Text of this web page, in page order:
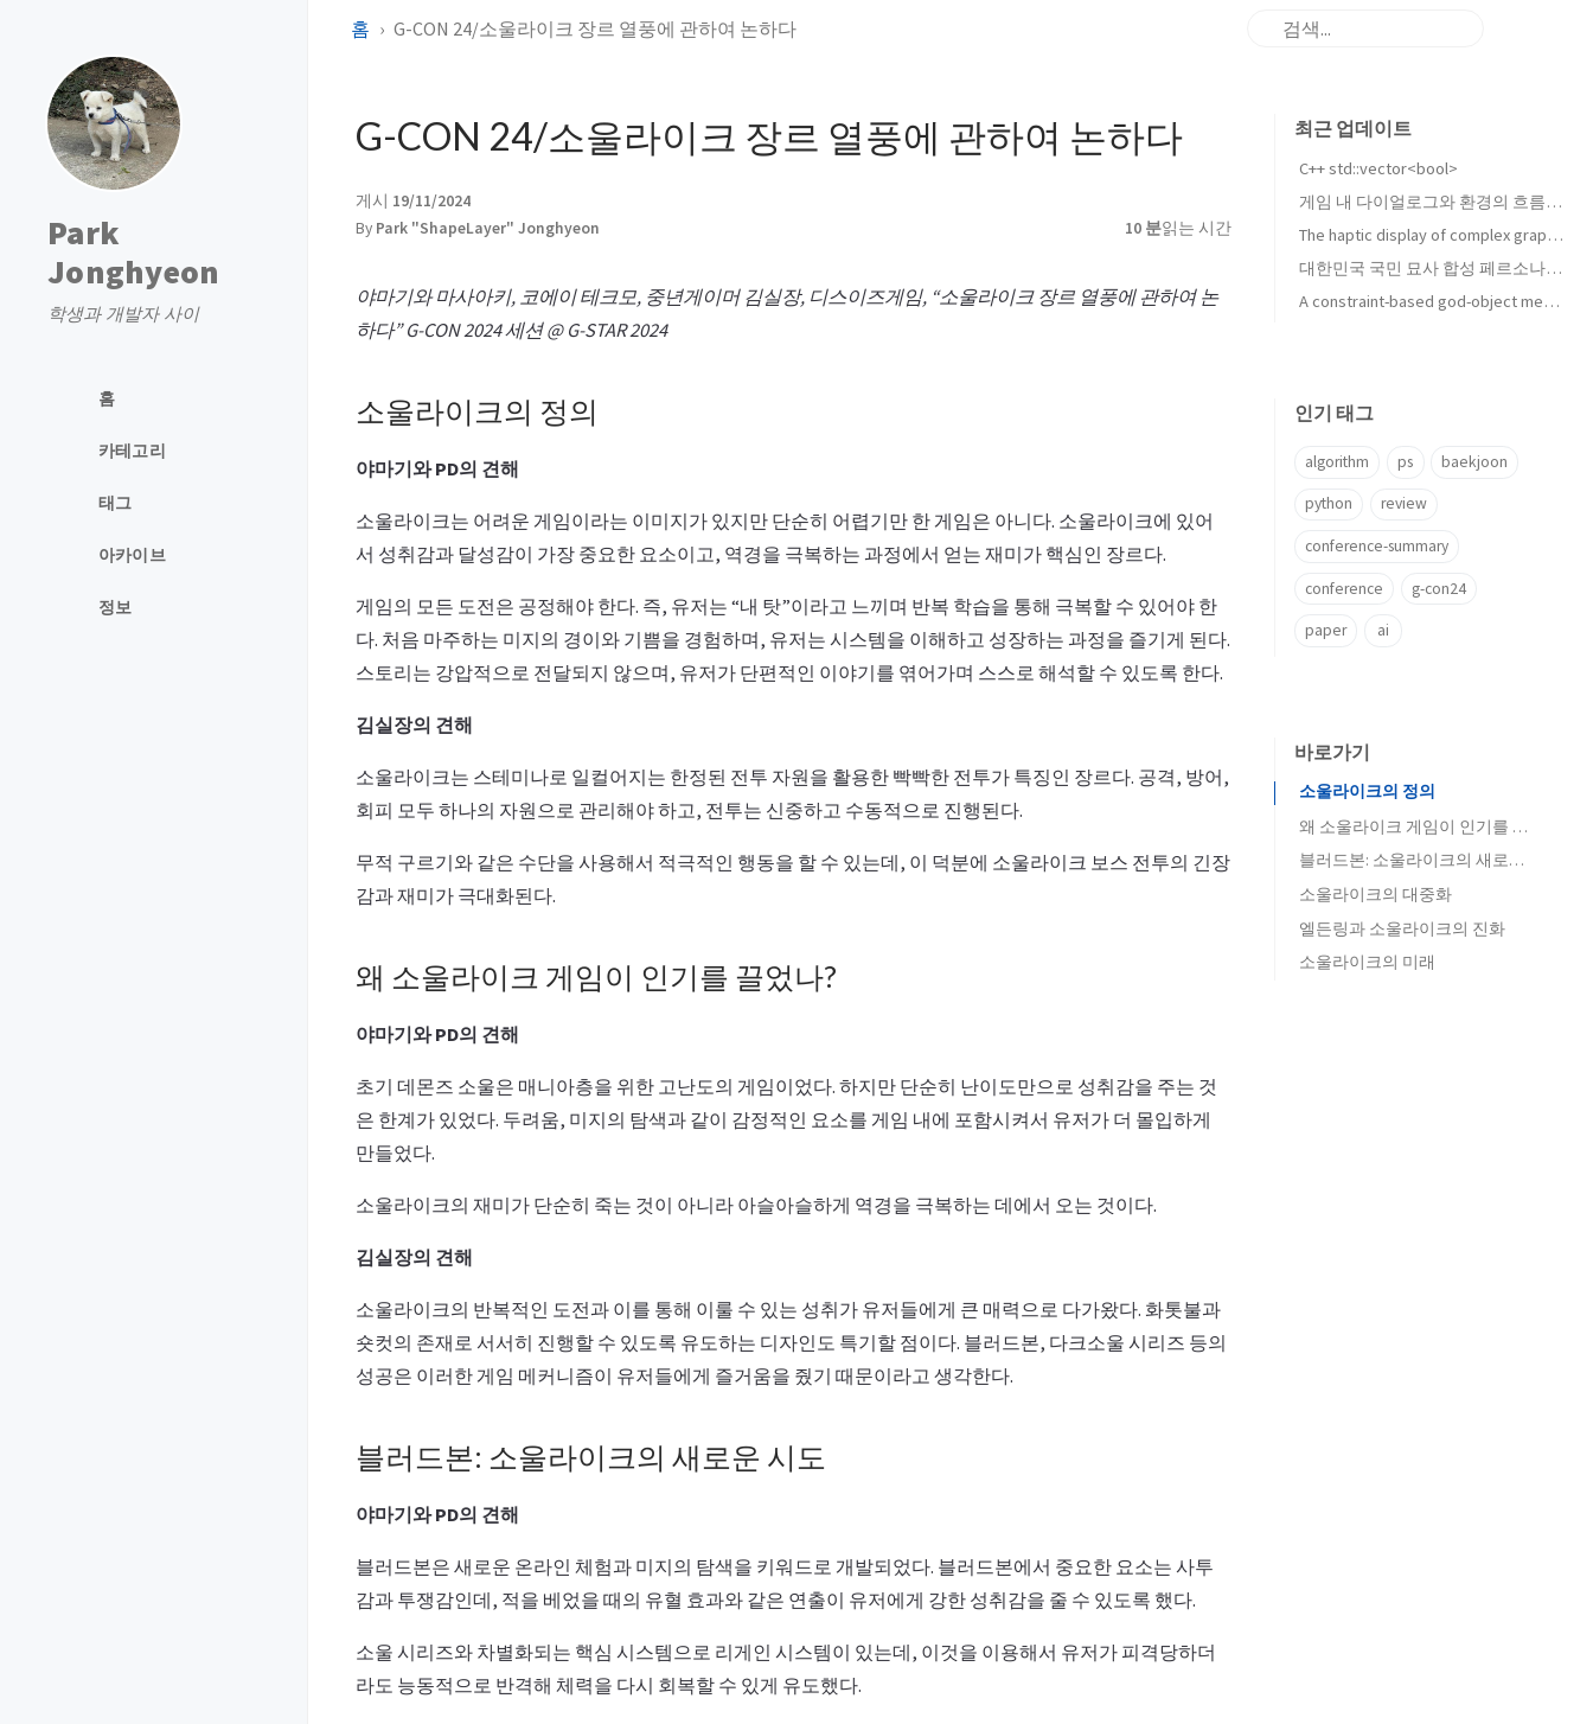
Park
Jonghyeon
학생과 개발자 사이
홈
카테고리
태그
아카이브
정보
홈 G-CON 24/소울라이크 장르 열풍에 관하여 논하다
G-CON 24/소울라이크 장르 열풍에 관하여 논하다
게시 19/11/2024
By Park "ShapeLayer" Jonghyeon 10 분읽는 시간
야마기와 마사아키, 코에이 테크모, 중년게이머 김실장, 디스이즈게임, “소울라이크 장르 열풍에 관하여 논
하다” G-CON 2024 세션 @ G-STAR 2024
소울라이크의 정의
야마기와 PD의 견해
소울라이크는 어려운 게임이라는 이미지가 있지만 단순히 어렵기만 한 게임은 아니다. 소울라이크에 있어
서 성취감과 달성감이 가장 중요한 요소이고, 역경을 극복하는 과정에서 얻는 재미가 핵심인 장르다.
게임의 모든 도전은 공정해야 한다. 즉, 유저는 “내 탓”이라고 느끼며 반복 학습을 통해 극복할 수 있어야 한
다. 처음 마주하는 미지의 경이와 기쁨을 경험하며, 유저는 시스템을 이해하고 성장하는 과정을 즐기게 된다.
스토리는 강압적으로 전달되지 않으며, 유저가 단편적인 이야기를 엮어가며 스스로 해석할 수 있도록 한다.
김실장의 견해
소울라이크는 스테미나로 일컬어지는 한정된 전투 자원을 활용한 빡빡한 전투가 특징인 장르다. 공격, 방어,
회피 모두 하나의 자원으로 관리해야 하고, 전투는 신중하고 수동적으로 진행된다.
무적 구르기와 같은 수단을 사용해서 적극적인 행동을 할 수 있는데, 이 덕분에 소울라이크 보스 전투의 긴장
감과 재미가 극대화된다.
왜 소울라이크 게임이 인기를 끌었나?
야마기와 PD의 견해
초기 데몬즈 소울은 매니아층을 위한 고난도의 게임이었다. 하지만 단순히 난이도만으로 성취감을 주는 것
은 한계가 있었다. 두려움, 미지의 탐색과 같이 감정적인 요소를 게임 내에 포함시켜서 유저가 더 몰입하게
만들었다.
소울라이크의 재미가 단순히 죽는 것이 아니라 아슬아슬하게 역경을 극복하는 데에서 오는 것이다.
김실장의 견해
소울라이크의 반복적인 도전과 이를 통해 이룰 수 있는 성취가 유저들에게 큰 매력으로 다가왔다. 화톳불과
숏컷의 존재로 서서히 진행할 수 있도록 유도하는 디자인도 특기할 점이다. 블러드본, 다크소울 시리즈 등의
성공은 이러한 게임 메커니즘이 유저들에게 즐거움을 줬기 때문이라고 생각한다.
블러드본: 소울라이크의 새로운 시도
야마기와 PD의 견해
블러드본은 새로운 온라인 체험과 미지의 탐색을 키워드로 개발되었다. 블러드본에서 중요한 요소는 사투
감과 투쟁감인데, 적을 베었을 때의 유혈 효과와 같은 연출이 유저에게 강한 성취감을 줄 수 있도록 했다.
소울 시리즈와 차별화되는 핵심 시스템으로 리게인 시스템이 있는데, 이것을 이용해서 유저가 피격당하더
라도 능동적으로 반격해 체력을 다시 회복할 수 있게 유도했다.
최근 업데이트
C++ std::vector<bool>
게임 내 다이얼로그와 환경의 흐름 변화 및 그 제어 방법에 대하여
The haptic display of complex graphical environments 리뷰
대한민국 국민 묘사 합성 페르소나의 9Axes 평가 수행
A constraint-based god-object method for haptic display 리뷰
인기 태그
algorithm ps baekjoon
python review
conference-summary
conference g-con24
paper ai
바로가기
소울라이크의 정의
왜 소울라이크 게임이 인기를 끌었나?
블러드본: 소울라이크의 새로운 시도
소울라이크의 대중화
엘든링과 소울라이크의 진화
소울라이크의 미래